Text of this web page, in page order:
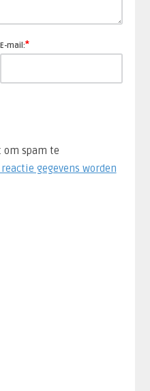
E-mail:*
om spam te
gegevens worden